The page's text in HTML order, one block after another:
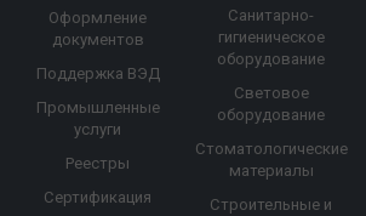
Оформление
документов
Поддержка ВЭД
Промышленные
услуги
Реестры
Сертификация
Санитарно-
гигиеническое
оборудование
Световое
оборудование
Стоматологические
материалы
Строительные и